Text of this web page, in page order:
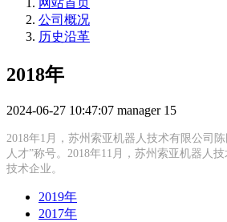
网站首页
公司概况
历史沿革
2018年
2024-06-27 10:47:07 manager 15
2018年1月，苏州索亚机器人技术有限公司
人才”称号。2018年11月，苏州索亚机器人
技术企业。
2019年
2017年